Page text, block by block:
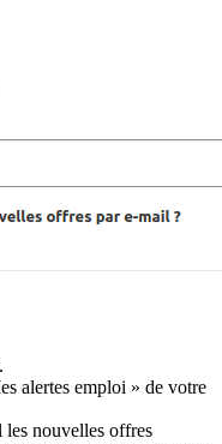
alertes emploi » de votre
les nouvelles offres